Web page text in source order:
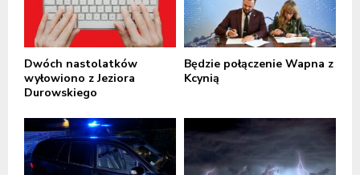
Dwóch nastolatków
wyłowiono z Jeziora
Durowskiego
Będzie połączenie Wapna z
Kcynią